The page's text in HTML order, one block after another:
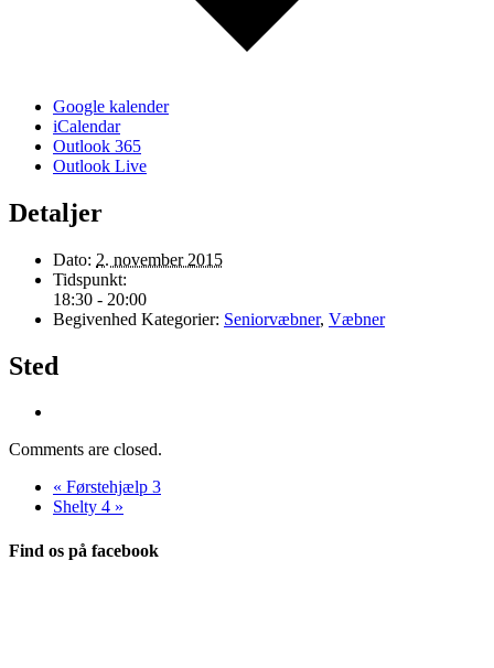
Google kalender
iCalendar
Outlook 365
Outlook Live
Detaljer
Dato: 2. november 2015
Tidspunkt:
18:30 - 20:00
Begivenhed Kategorier: Seniorvæbner, Væbner
Sted
Comments are closed.
« Førstehjælp 3
Shelty 4 »
Find os på facebook